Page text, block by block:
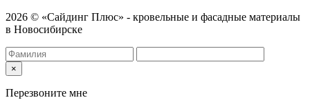
2026 © «Сайдинг Плюс» - кровельные и фасадные материалы
в Новосибирске
×
Перезвоните мне